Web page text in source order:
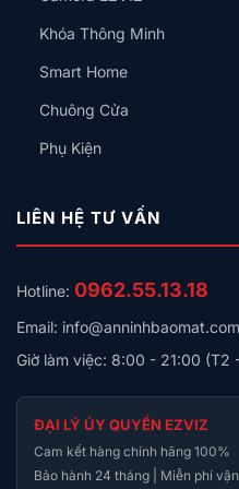
– Nguồn cấp: 48V DC.
– Bảo hành: 24 tháng.
Địa Chỉ Showroom
HN :Sh12A, N6, KĐT
Khóa Thông Minh
Smart Home
Chuông Cửa
Phụ Kiện
LIÊN HỆ TƯ VẤN
Hotline: 0962.55.13.18
Email: info@anninhbaomat.com
Giờ làm việc: 8:00 - 21:00 (T2
ĐẠI LÝ ỦY QUYỀN EZVIZ
Cam kết hàng chính hãng 100%
Bảo hành 24 tháng | Miễn phí